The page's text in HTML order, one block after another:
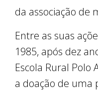
da associação de
Entre as suas
1985, após dez
Escola Rural Polo
a doação de uma